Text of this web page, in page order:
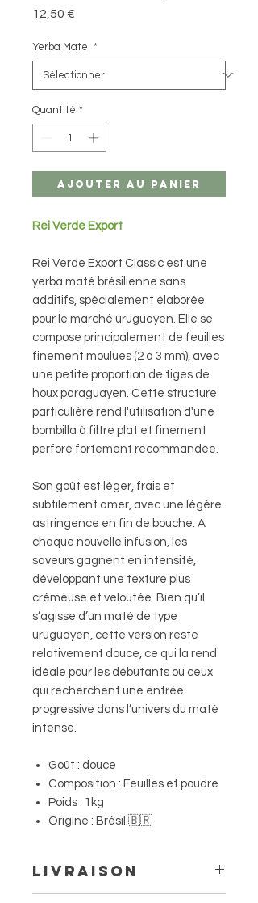
12,50 €
Yerba Mate *
Quantité *
Ajouter au panier
Rei Verde Export
Rei Verde Export Classic est une
yerba maté brésilienne sans
additifs, spécialement élaborée
pour le marché uruguayen. Elle se
compose principalement de feuilles
finement moulues (2 à 3 mm), avec
une petite proportion de tiges de
houx paraguayen. Cette structure
particulière rend l'utilisation d'une
bombilla à filtre plat et finement
perforé fortement recommandée.
Son goût est léger, frais et
subtilement amer, avec une légère
astringence en fin de bouche. À
chaque nouvelle infusion, les
saveurs gagnent en intensité,
développant une texture plus
crémeuse et veloutée. Bien qu’il
s’agisse d’un maté de type
uruguayen, cette version reste
relativement douce, ce qui la rend
idéale pour les débutants ou ceux
qui recherchent une entrée
progressive dans l’univers du maté
intense.
Goût : douce
Composition : Feuilles et poudre
Poids : 1kg
Origine : Brésil 🇧🇷
Livraison